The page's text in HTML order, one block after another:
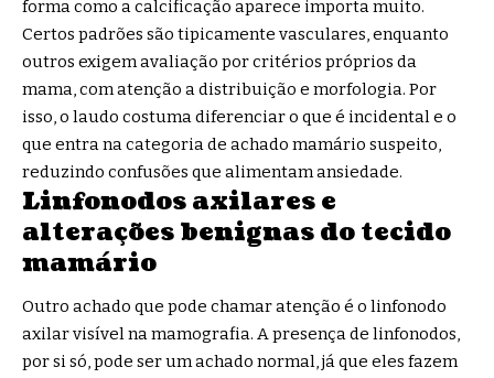
forma como a calcificação aparece importa muito.
Certos padrões são tipicamente vasculares, enquanto
outros exigem avaliação por critérios próprios da
mama, com atenção a distribuição e morfologia. Por
isso, o laudo costuma diferenciar o que é incidental e o
que entra na categoria de achado mamário suspeito,
reduzindo confusões que alimentam ansiedade.
Linfonodos axilares e
alterações benignas do tecido
mamário
Outro achado que pode chamar atenção é o linfonodo
axilar visível na mamografia. A presença de linfonodos,
por si só, pode ser um achado normal, já que eles fazem